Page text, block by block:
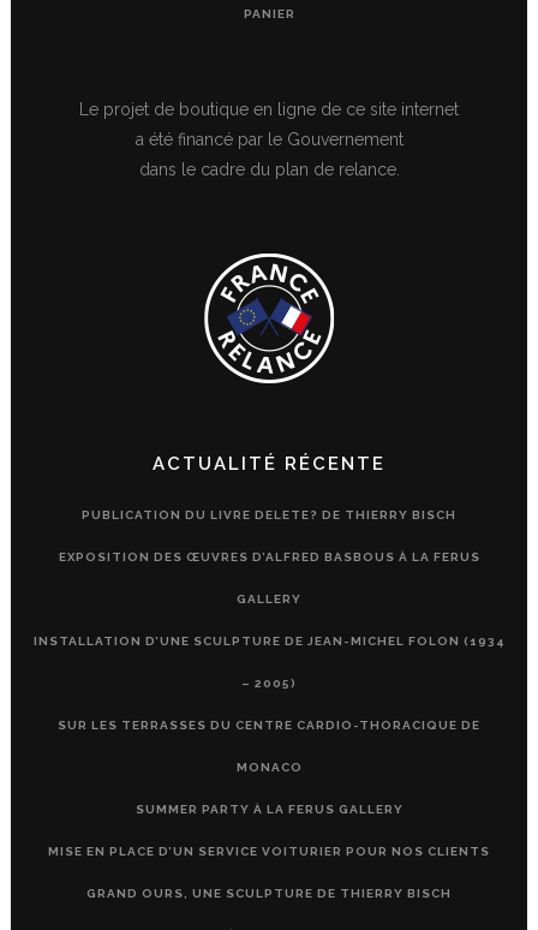
PANIER
Le projet de boutique en ligne de ce site internet
a été financé par le Gouvernement
dans le cadre du plan de relance.
ACTUALITÉ RÉCENTE
PUBLICATION DU LIVRE DELETE? DE THIERRY BISCH
EXPOSITION DES ŒUVRES D’ALFRED BASBOUS À LA FERUS
GALLERY
INSTALLATION D’UNE SCULPTURE DE JEAN-MICHEL FOLON (1934
– 2005)
SUR LES TERRASSES DU CENTRE CARDIO-THORACIQUE DE
MONACO
SUMMER PARTY À LA FERUS GALLERY
MISE EN PLACE D’UN SERVICE VOITURIER POUR NOS CLIENTS
GRAND OURS, UNE SCULPTURE DE THIERRY BISCH